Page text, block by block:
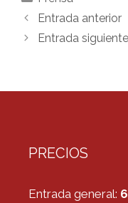
Entrada anterior
Entrada siguiente
PRECIOS
Entrada general: